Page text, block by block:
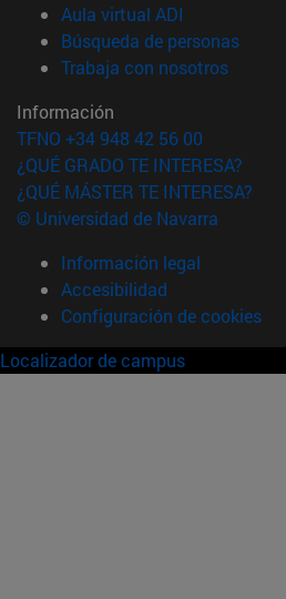
Aula virtual ADI
Búsqueda de personas(abre
Trabaja con nosotros(abre
Información
TFNO +34 948 42 56 00
¿QUÉ GRADO TE INTERESA?
¿QUÉ MÁSTER TE INTERESA?
© Universidad de Navarra
Información legal
Accesibilidad
Configuración de cookies
Localizador de campus